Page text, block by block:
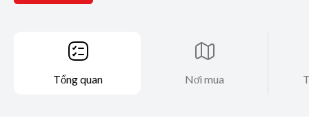
Tổng quan Nơi mua